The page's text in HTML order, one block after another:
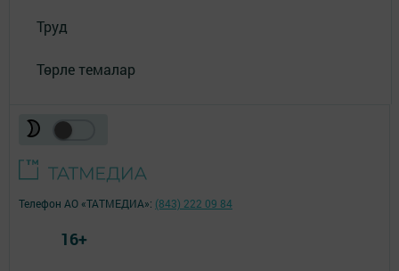
Труд
Төрле темалар
Телефон АО «ТАТМЕДИА»: (843) 222 09 84
16+